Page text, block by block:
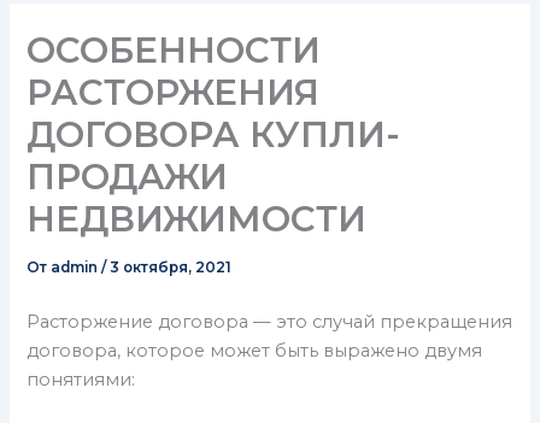
ОСОБЕННОСТИ
РАСТОРЖЕНИЯ
ДОГОВОРА КУПЛИ-
ПРОДАЖИ
НЕДВИЖИМОСТИ
От admin/3 октября, 2021
Расторжение договора — это случай прекращения
договора, которое может быть выражено двумя
понятиями: